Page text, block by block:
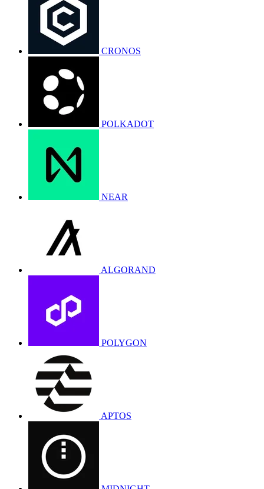
CRONOS
POLKADOT
NEAR
ALGORAND
POLYGON
APTOS